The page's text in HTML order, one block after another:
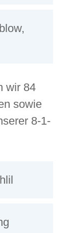
wir 84
sowie
8-1-